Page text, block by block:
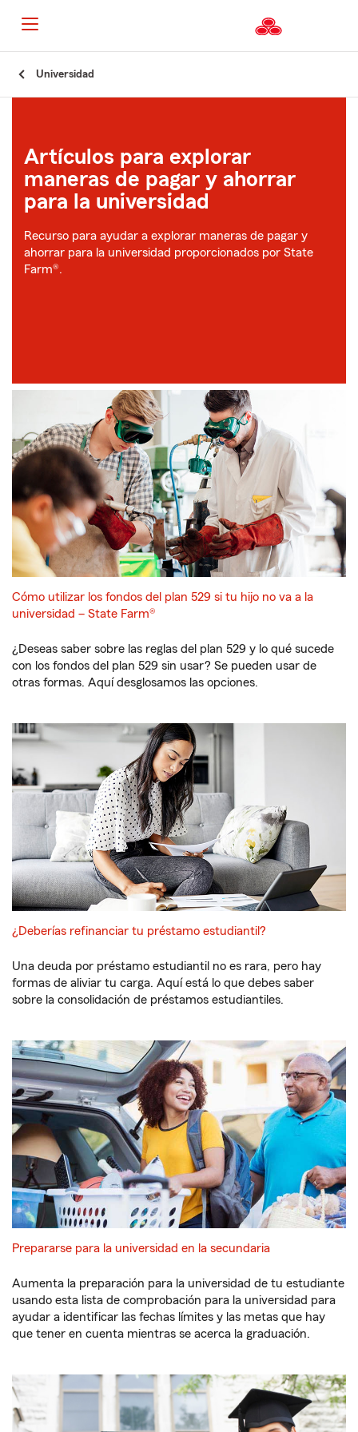
Universidad
Artículos para explorar
maneras de pagar y ahorrar
para la universidad
Recurso para ayudar a explorar maneras de pagar y
ahorrar para la universidad proporcionados por State
Farm®.
Cómo utilizar los fondos del plan 529 si tu hijo no va a la
universidad – State Farm®
¿Deseas saber sobre las reglas del plan 529 y lo qué sucede
con los fondos del plan 529 sin usar? Se pueden usar de
otras formas. Aquí desglosamos las opciones.
¿Deberías refinanciar tu préstamo estudiantil?
Una deuda por préstamo estudiantil no es rara, pero hay
formas de aliviar tu carga. Aquí está lo que debes saber
sobre la consolidación de préstamos estudiantiles.
Prepararse para la universidad en la secundaria
Aumenta la preparación para la universidad de tu estudiante
usando esta lista de comprobación para la universidad para
ayudar a identificar las fechas límites y las metas que hay
que tener en cuenta mientras se acerca la graduación.